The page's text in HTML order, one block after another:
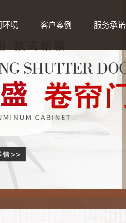
环境 客户案例 服务承诺